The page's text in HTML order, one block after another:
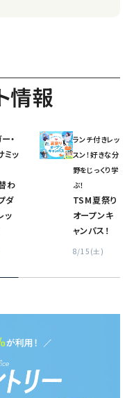
情報
・
ミッ
わ
ダ
ッ
ランチ付きレッ
スン！好きな分
野をじっくり学
ぶ！
TSM夏祭り
オープンキ
ャンパス！
8/15(土)